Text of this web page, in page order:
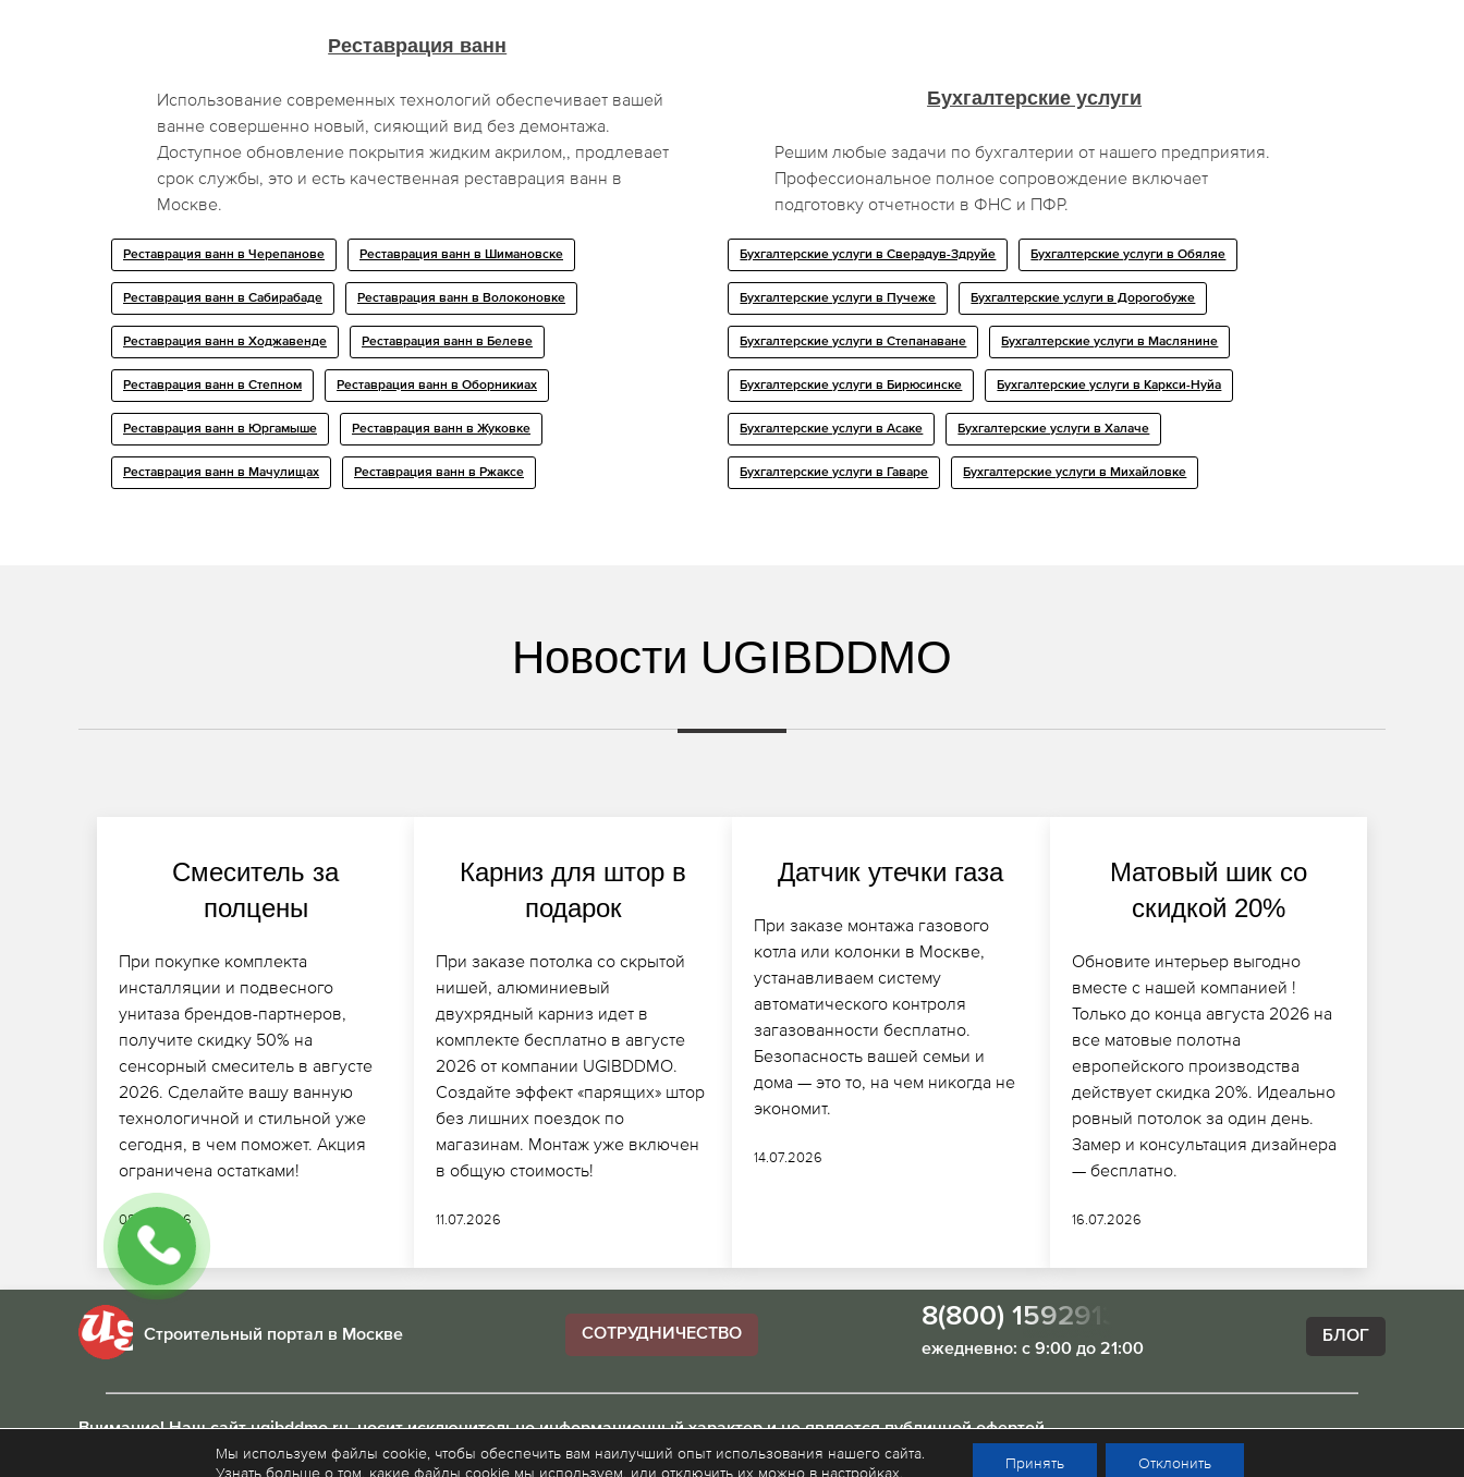
Реставрация ванн
Использование современных технологий обеспечивает вашей
ванне совершенно новый, сияющий вид без демонтажа.
Доступное обновление покрытия жидким акрилом,, продлевает
срок службы, это и есть качественная реставрация ванн в
Москве.
Реставрация ванн в Черепанове Реставрация ванн в Шимановске
Реставрация ванн в Сабирабаде Реставрация ванн в Волоконовке
Реставрация ванн в Ходжавенде Реставрация ванн в Белеве
Реставрация ванн в Степном Реставрация ванн в Оборникиах
Реставрация ванн в Юргамыше Реставрация ванн в Жуковке
Реставрация ванн в Мачулищах Реставрация ванн в Ржаксе
Бухгалтерские услуги
Решим любые задачи по бухгалтерии от нашего предприятия.
Профессиональное полное сопровождение включает
подготовку отчетности в ФНС и ПФР.
Бухгалтерские услуги в Сверадув-Здруйе Бухгалтерские услуги в Обяляе
Бухгалтерские услуги в Пучеже Бухгалтерские услуги в Дорогобуже
Бухгалтерские услуги в Степанаване Бухгалтерские услуги в Маслянине
Бухгалтерские услуги в Бирюсинске Бухгалтерские услуги в Каркси-Нуйа
Бухгалтерские услуги в Асаке Бухгалтерские услуги в Халаче
Бухгалтерские услуги в Гаваре Бухгалтерские услуги в Михайловке
Новости UGIBDDMO
Смеситель за
полцены
При покупке комплекта
инсталляции и подвесного
унитаза брендов-партнеров,
получите скидку 50% на
сенсорный смеситель в августе
2026. Сделайте вашу ванную
технологичной и стильной уже
сегодня, в чем поможет. Акция
ограничена остатками!
08.07.2026
Карниз для штор в
подарок
При заказе потолка со скрытой
нишей, алюминиевый
двухрядный карниз идет в
комплекте бесплатно в августе
2026 от компании UGIBDDMO.
Создайте эффект «парящих» штор
без лишних поездок по
магазинам. Монтаж уже включен
в общую стоимость!
11.07.2026
Датчик утечки газа
При заказе монтажа газового
котла или колонки в Москве,
устанавливаем систему
автоматического контроля
загазованности бесплатно.
Безопасность вашей семьи и
дома — это то, на чем никогда не
экономит.
14.07.2026
Матовый шик со
скидкой 20%
Обновите интерьер выгодно
вместе с нашей компанией !
Только до конца августа 2026 на
все матовые полотна
европейского производства
действует скидка 20%. Идеально
ровный потолок за один день.
Замер и консультация дизайнера
— бесплатно.
16.07.2026
Строительный портал в Москве СОТРУДНИЧЕСТВО
8(800) 1592913
ежедневно: с 9:00 до 21:00
БЛОГ
Внимание! Наш сайт ugibddmo.ru, носит исключительно информационный характер и не является публичной офертой.
Мы используем файлы cookie, чтобы обеспечить вам наилучший опыт использования нашего сайта.
Узнать больше о том, какие файлы cookie мы используем, или отключить их можно в настройках.
Принять Отклонить